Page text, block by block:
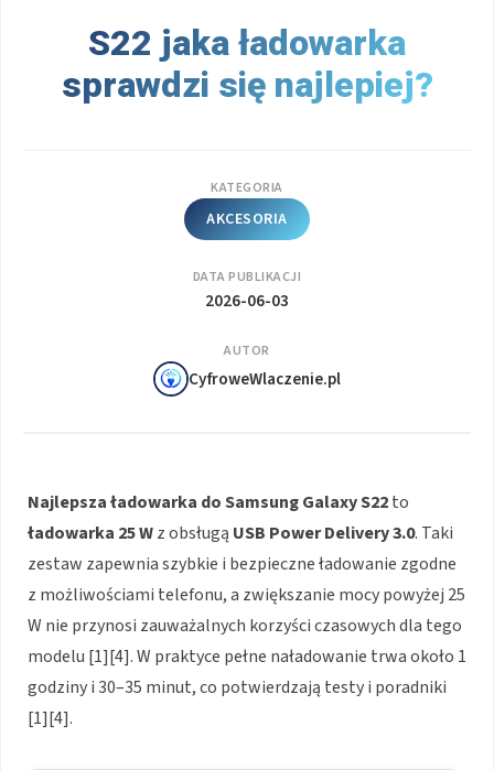
S22 jaka ładowarka
sprawdzi się najlepiej?
KATEGORIA
AKCESORIA
DATA PUBLIKACJI
2026-06-03
AUTOR
CyfroweWlaczenie.pl
Najlepsza ładowarka do Samsung Galaxy S22to
ładowarka 25 Wz obsługą USB Power Delivery 3.0. Taki
zestaw zapewnia szybkie i bezpieczne ładowanie zgodne
z możliwościami telefonu, a zwiększanie mocy powyżej 25
W nie przynosi zauważalnych korzyści czasowych dla tego
modelu [1][4]. W praktyce pełne naładowanie trwa około 1
godziny i 30–35 minut, co potwierdzają testy i poradniki
[1][4].